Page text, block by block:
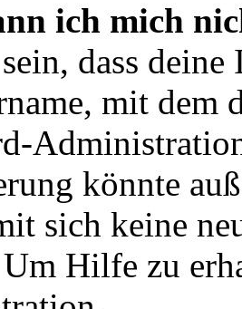
ich mich
dass
mit dem
könnte
sich keine
Hilfe zu